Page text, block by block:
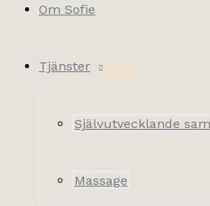
Om Sofie
Tjänster
Självutvecklande
Massage